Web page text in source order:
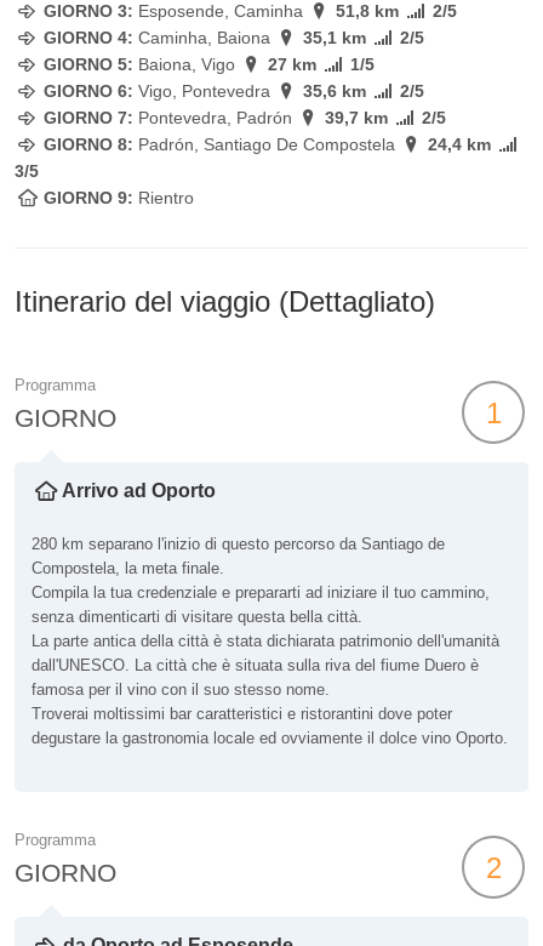
GIORNO 3: Esposende, Caminha 51,8 km
2/5
GIORNO 4: Caminha, Baiona 35,1 km
2/5
GIORNO 5: Baiona, Vigo 27 km
1/5
GIORNO 6: Vigo, Pontevedra 35,6 km
2/5
GIORNO 7: Pontevedra, Padrón 39,7 km
2/5
GIORNO 8: Padrón, Santiago De Compostela
24,4 km
3/5
GIORNO 9: Rientro
Itinerario del viaggio (Dettagliato)
Programma
GIORNO 1
Arrivo ad Oporto
280 km separano l'inizio di questo percorso da Santiago de
Compostela, la meta finale.
Compila la tua credenziale e prepararti ad iniziare il tuo cammino,
senza dimenticarti di visitare questa bella città.
La parte antica della città è stata dichiarata patrimonio dell'umanità
dall'UNESCO. La città che è situata sulla riva del fiume Duero è
famosa per il vino con il suo stesso nome.
Troverai moltissimi bar caratteristici e ristorantini dove poter
degustare la gastronomia locale ed ovviamente il dolce vino Oporto.
Programma
GIORNO 2